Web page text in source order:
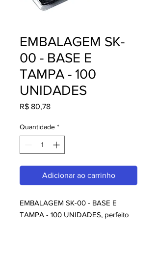
EMBALAGEM SK-
00 - BASE E
TAMPA - 100
UNIDADES
R$ 80,78Preço
Quantidade *
Adicionar ao carrinho
EMBALAGEM SK-00 - BASE E
TAMPA - 100 UNIDADES, perfeito